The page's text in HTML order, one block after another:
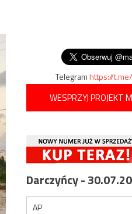
Telegramhttps://
WESPRZYJ PROJEKT
Darczyńcy -
AP